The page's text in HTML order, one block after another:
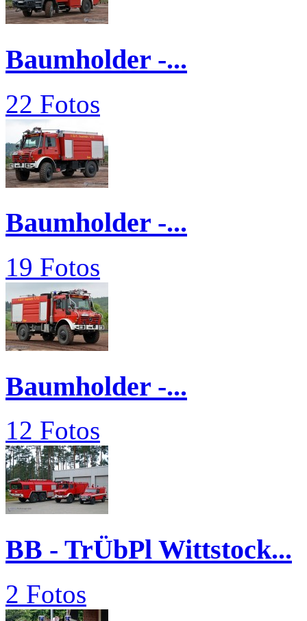
Baumholder -...
22 Fotos
Baumholder -...
19 Fotos
Baumholder -...
12 Fotos
BB - TrÜbPl Wittstock...
2 Fotos